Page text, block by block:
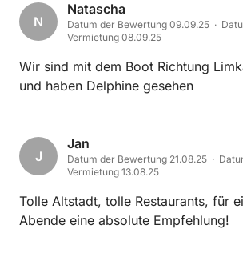
N
Natascha
Datum der Bewertung 09.09.25 ·
Vermietung 08.09.25
Wir sind mit dem Boot Richtung
und haben Delphine gesehen
J
Jan
Datum der Bewertung 21.08.25 ·
Vermietung 13.08.25
Tolle Altstadt, tolle Restaurants, für
Abende eine absolute Empfehlung!